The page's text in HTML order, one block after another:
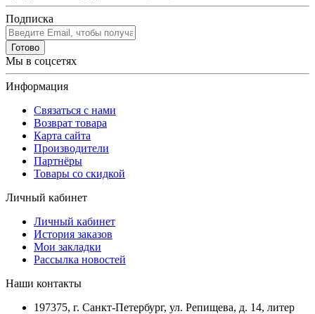
Подписка
Готово
Мы в соцсетях
Информация
Связаться с нами
Возврат товара
Карта сайта
Производители
Партнёры
Товары со скидкой
Личный кабинет
Личный кабинет
История заказов
Мои закладки
Рассылка новостей
Наши контакты
197375, г. Санкт-Петербург, ул. Репищева, д. 14, литер